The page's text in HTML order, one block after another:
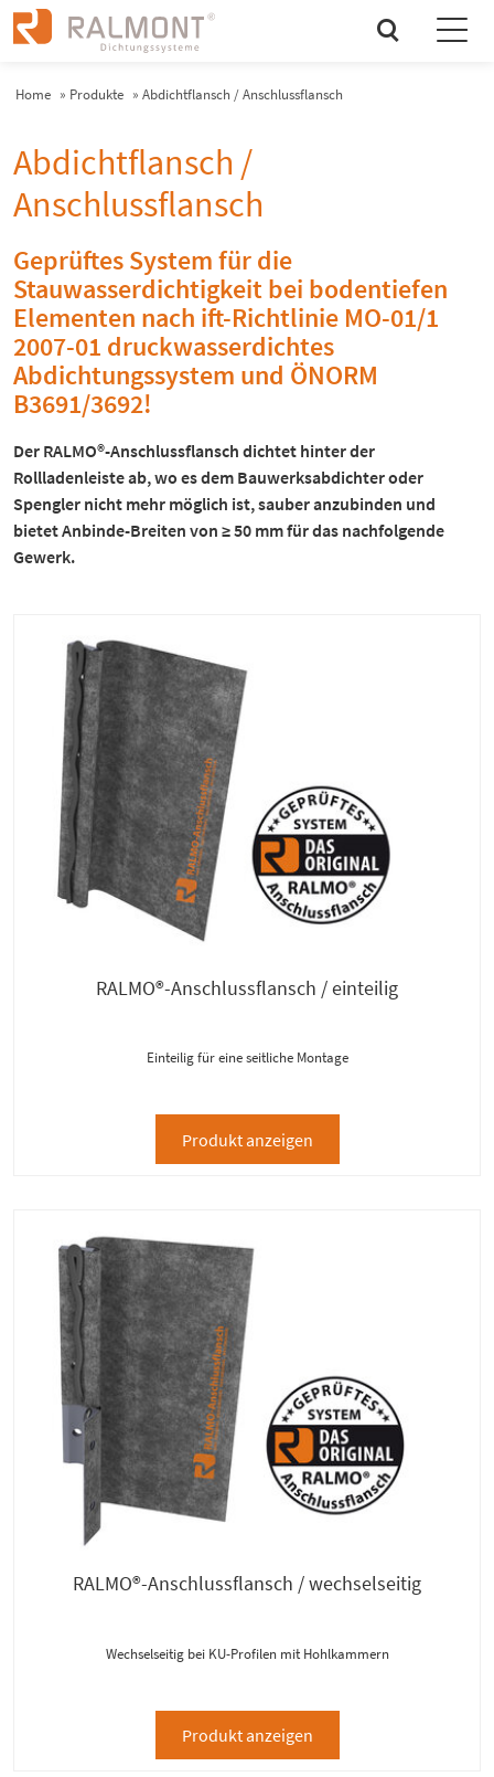
search
Home » Produkte » Abdichtflansch / Anschlussflansch
Abdichtflansch /
Anschlussflansch
Geprüftes System für die
Stauwasserdichtigkeit bei bodentiefen
Elementen nach ift-Richtlinie MO-01/1
2007-01 druckwasserdichtes
Abdichtungssystem und ÖNORM
B3691/3692!
Der RALMO®-Anschlussflansch dichtet hinter der
Rollladenleiste ab, wo es dem Bauwerksabdichter oder
Spengler nicht mehr möglich ist, sauber anzubinden und
bietet Anbinde-Breiten von ≥ 50 mm für das nachfolgende
Gewerk.
RALMO®-Anschlussflansch / einteilig
Einteilig für eine seitliche Montage
Produkt anzeigen
RALMO®-Anschlussflansch / wechselseitig
Wechselseitig bei KU-Profilen mit Hohlkammern
Produkt anzeigen